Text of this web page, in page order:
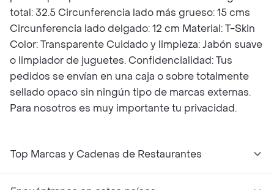
total: 32.5 Circunferencia lado más grueso: 15 cms
Circunferencia lado delgado: 12 cm Material: T-Skin
Color: Transparente Cuidado y limpieza: Jabón suave
o limpiador de juguetes. Confidencialidad: Tus
pedidos se envían en una caja o sobre totalmente
sellado opaco sin ningún tipo de marcas externas.
Para nosotros es muy importante tu privacidad.
Top Marcas y Cadenas de Restaurantes